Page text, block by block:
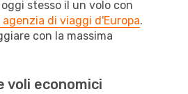
stesso il un volo con
di viaggi d'Europa.
con la massima
voli economici